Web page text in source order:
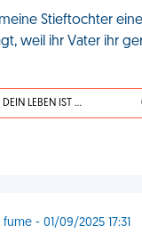
Stieftochter
weil ihr Vater ihr
ICH STIMME ZU, DEIN LEBEN IST SCHEISSE
- 01/09/2025 17:31